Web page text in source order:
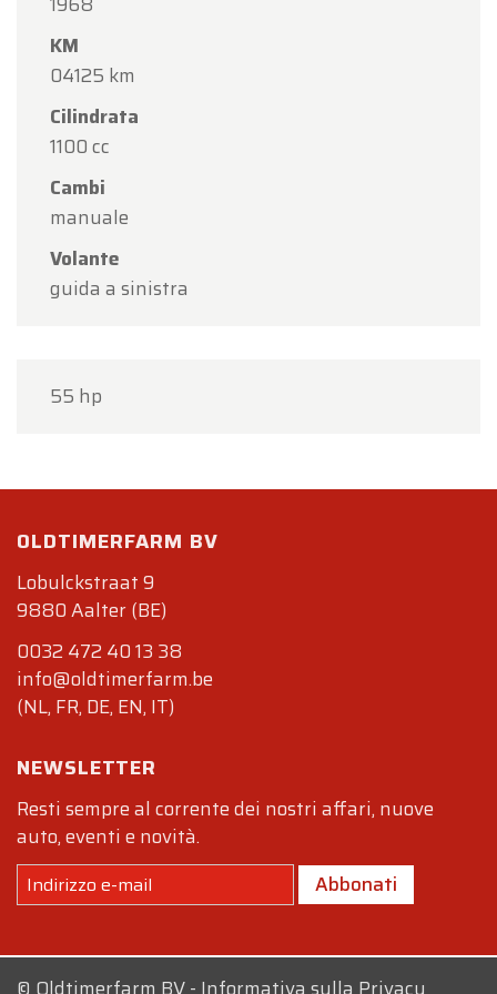
KM
04125 km
Cilindrata
1100 cc
Cambi
manuale
Volante
guida a sinistra
55 hp
OLDTIMERFARM BV
Lobulckstraat 9
9880 Aalter (BE)
0032 472 40 13 38
info@oldtimerfarm.be
(NL, FR, DE, EN, IT)
NEWSLETTER
Resti sempre al corrente dei nostri affari, nuove
auto, eventi e novità.
Abbonati
© Oldtimerfarm BV- Informativa sulla Privacy